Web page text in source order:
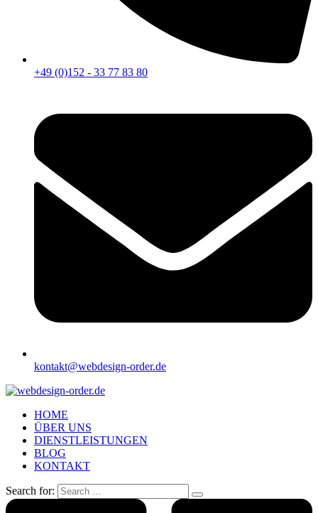
+49 (0)152 - 33 77 83 80
kontakt@webdesign-order.de
HOME
ÜBER UNS
DIENSTLEISTUNGEN
BLOG
KONTAKT
Search for: